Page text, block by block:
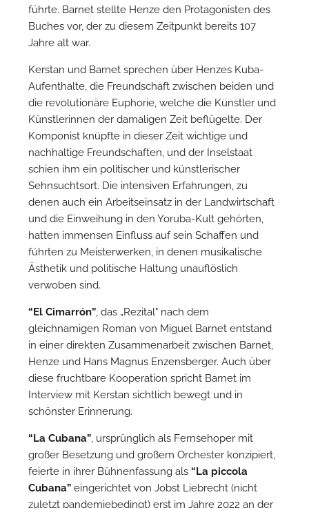
führte. Barnet stellte Henze den Protagonisten des
Buches vor, der zu diesem Zeitpunkt bereits 107
Jahre alt war.
Kerstan und Barnet sprechen über Henzes Kuba-
Aufenthalte, die Freundschaft zwischen beiden und
die revolutionäre Euphorie, welche die Künstler und
Künstlerinnen der damaligen Zeit beflügelte. Der
Komponist knüpfte in dieser Zeit wichtige und
nachhaltige Freundschaften, und der Inselstaat
schien ihm ein politischer und künstlerischer
Sehnsuchtsort. Die intensiven Erfahrungen, zu
denen auch ein Arbeitseinsatz in der Landwirtschaft
und die Einweihung in den Yoruba-Kult gehörten,
hatten immensen Einfluss auf sein Schaffen und
führten zu Meisterwerken, in denen musikalische
Ästhetik und politische Haltung unauflöslich
verwoben sind.
“El Cimarrón” , das „Rezital" nach dem
gleichnamigen Roman von Miguel Barnet entstand
in einer direkten Zusammenarbeit zwischen Barnet,
Henze und Hans Magnus Enzensberger. Auch über
diese fruchtbare Kooperation spricht Barnet im
Interview mit Kerstan sichtlich bewegt und in
schönster Erinnerung.
“La Cubana” , ursprünglich als Fernsehoper mit
großer Besetzung und großem Orchester konzipiert,
feierte in ihrer Bühnenfassung als“La piccola
Cubana” eingerichtet von Jobst Liebrecht (nicht
zuletzt pandemiebedingt) erst im Jahre 2022 an der